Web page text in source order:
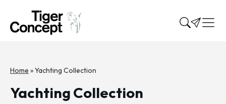
Home »Yachting Collection
Yachting Collection